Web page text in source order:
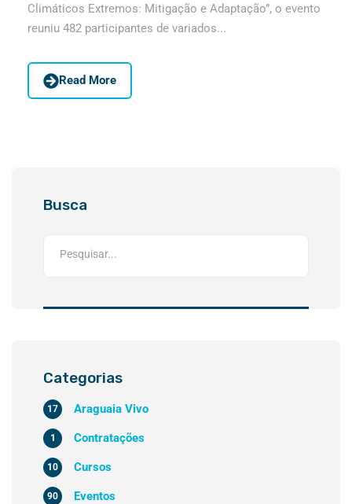
Climáticos Extremos: Mitigação e Adaptação”, o evento
reuniu 482 participantes de variados...
Read More
Busca
Categorias
Araguaia Vivo
17
Contratações
1
Cursos
10
Eventos
90